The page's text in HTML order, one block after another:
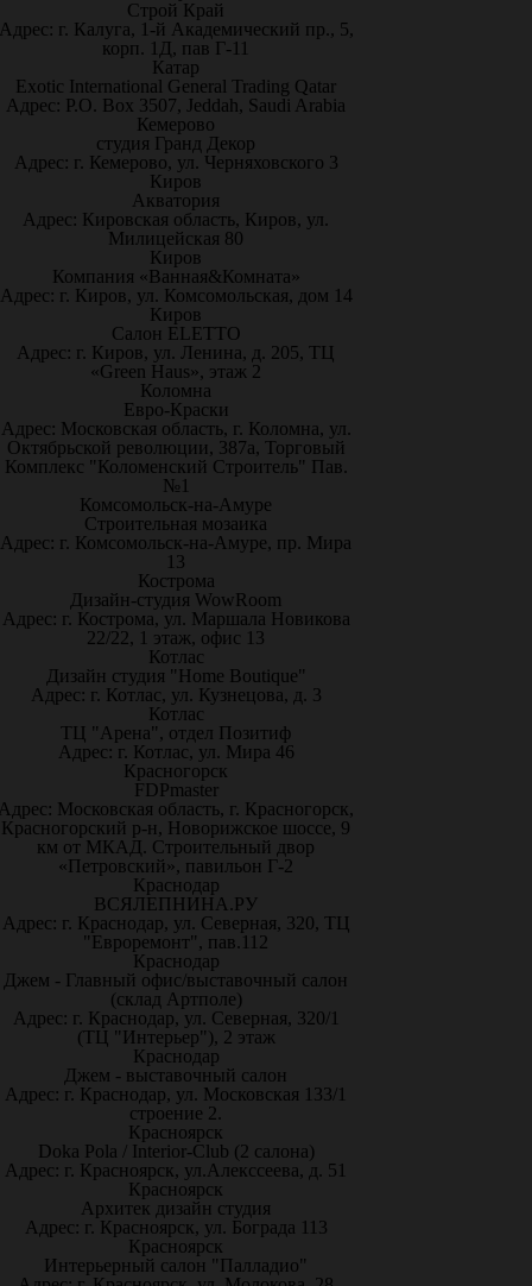
Строй Край
г. Калуга, 1-й Академический пр., 5,
корп. 1Д, пав Г-11
Катар
Exotic International General Trading Qatar
Адрес: P.O. Box 3507, Jeddah, Saudi Arabia
Кемерово
студия Гранд Декор
Адрес: г. Кемерово, ул. Черняховского 3
Киров
Акватория
Адрес: Кировская область, Киров, ул.
Милицейская 80
Киров
Компания «Ванная&Комната»
Адрес: г. Киров, ул. Комсомольская, дом 14
Киров
Салон ELETTO
Адрес: г. Киров, ул. Ленина, д. 205, ТЦ
«Green Haus», этаж 2
Коломна
Евро-Краски
Адрес: Московская область, г. Коломна, ул.
Октябрьской революции, 387а, Торговый
Комплекс "Коломенский Строитель" Пав.
№1
Комсомольск-на-Амуре
Строительная мозаика
Адрес: г. Комсомольск-на-Амуре, пр. Мира
13
Кострома
Дизайн-студия WowRoom
Адрес: г. Кострома, ул. Маршала Новикова
22/22, 1 этаж, офис 13
Котлас
Дизайн студия "Home Boutique"
Адрес: г. Котлас, ул. Кузнецова, д. 3
Котлас
ТЦ "Арена", отдел Позитиф
Адрес: г. Котлас, ул. Мира 46
Красногорск
FDPmaster
Московская область, г. Красногорск,
Красногорский р-н, Новорижское шоссе, 9
км от МКАД. Строительный двор
«Петровский», павильон Г-2
Краснодар
ВСЯЛЕПНИНА.РУ
Адрес: г. Краснодар, ул. Северная, 320, ТЦ
"Евроремонт", пав.112
Краснодар
Джем - Главный офис/выставочный салон
(склад Артполе)
Адрес: г. Краснодар, ул. Северная, 320/1
(ТЦ "Интерьер"), 2 этаж
Краснодар
Джем - выставочный салон
Адрес: г. Краснодар, ул. Московская 133/1
строение 2.
Красноярск
Doka Pola / Interior-Club (2 салона)
Адрес: г. Красноярск, ул.Алекссеева, д. 51
Красноярск
Архитек дизайн студия
Адрес: г. Красноярск, ул. Бограда 113
Красноярск
Интерьерный салон "Палладио"